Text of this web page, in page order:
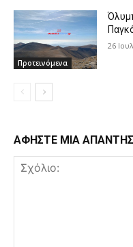
Προτεινόμενα
26
ΑΦΗΣΤΕ ΜΙΑ